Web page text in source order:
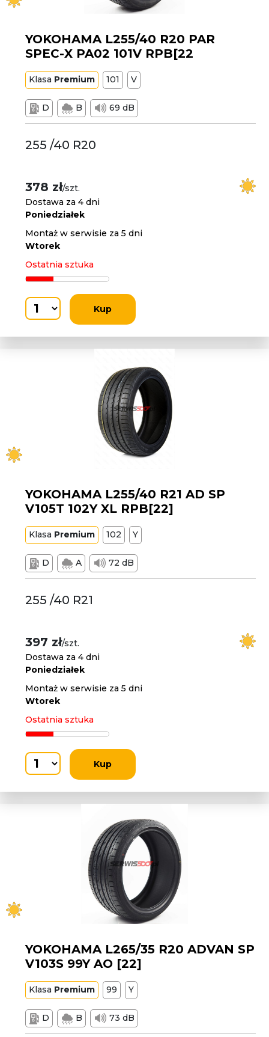
YOKOHAMA L255/40 R20 PAR
SPEC-X PA02 101V RPB[22
Klasa Premium 101 V
D B 69 dB
255 /40 R20
378 zł/szt.
Dostawa za 4 dni
Poniedziałek
Montaż w serwisie za 5 dni
Wtorek
Ostatnia sztuka
Kup
YOKOHAMA L255/40 R21 AD SP
V105T 102Y XL RPB[22]
Klasa Premium 102 Y
D A 72 dB
255 /40 R21
397 zł/szt.
Dostawa za 4 dni
Poniedziałek
Montaż w serwisie za 5 dni
Wtorek
Ostatnia sztuka
Kup
YOKOHAMA L265/35 R20 ADVAN SP
V103S 99Y AO [22]
Klasa Premium 99 Y
D B 73 dB